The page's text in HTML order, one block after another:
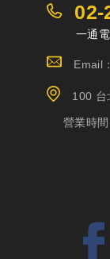
02-
一通
Email
100 台
營業時間